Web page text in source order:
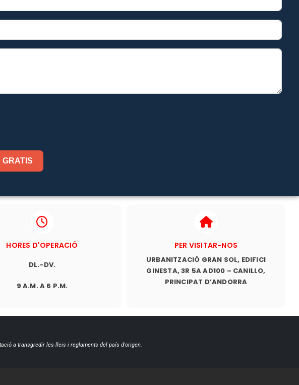
HORES D'OPERACIÓ
DL.-DV.
9 A.M. A 6 P.M.
PER VISITAR-NOS
URBANITZACIÓ GRAN SOL, EDIFICI
GINESTA, 3R 5A AD100 – CANILLO,
PRINCIPAT D’ANDORRA
a transgredir les lleis i reglaments del país d'origen.